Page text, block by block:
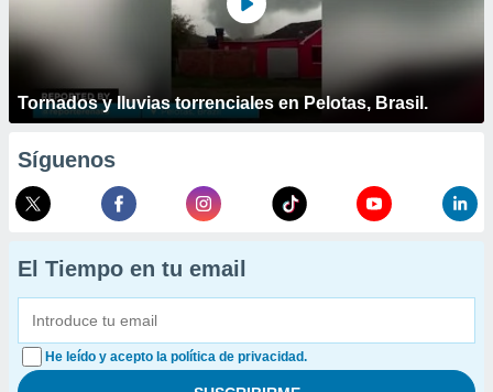
Tornados y lluvias torrenciales en Pelotas, Brasil.
Síguenos
El Tiempo en tu email
He leído y acepto la política de privacidad.